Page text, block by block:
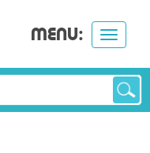
Toggle
MENU: